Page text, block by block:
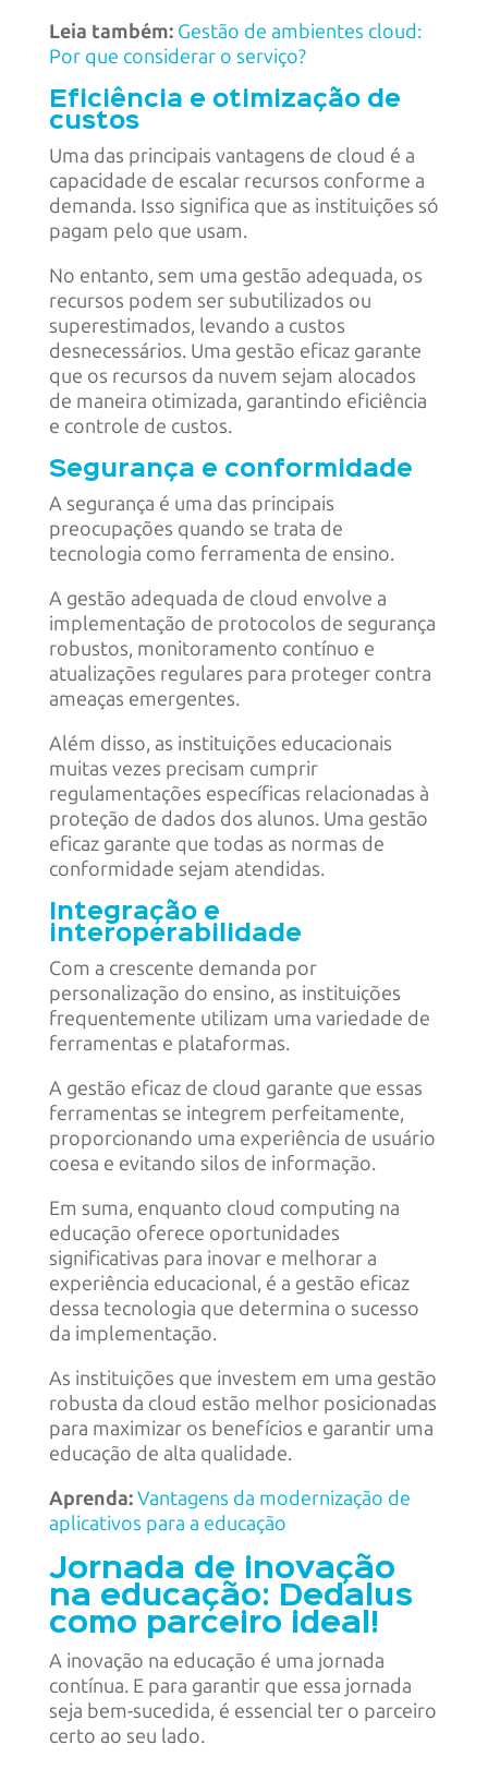
Leia também: Gestão de ambientes cloud:
Por que considerar o serviço?
Eficiência e otimização de
custos
Uma das principais vantagens de cloud é a
capacidade de escalar recursos conforme a
demanda. Isso significa que as instituições só
pagam pelo que usam.
No entanto, sem uma gestão adequada, os
recursos podem ser subutilizados ou
superestimados, levando a custos
desnecessários. Uma gestão eficaz garante
que os recursos da nuvem sejam alocados
de maneira otimizada, garantindo eficiência
e controle de custos.
Segurança e conformidade
A segurança é uma das principais
preocupações quando se trata de
tecnologia como ferramenta de ensino.
A gestão adequada de cloud envolve a
implementação de protocolos de segurança
robustos, monitoramento contínuo e
atualizações regulares para proteger contra
ameaças emergentes.
Além disso, as instituições educacionais
muitas vezes precisam cumprir
regulamentações específicas relacionadas à
proteção de dados dos alunos. Uma gestão
eficaz garante que todas as normas de
conformidade sejam atendidas.
Integração e
interoperabilidade
Com a crescente demanda por
personalização do ensino, as instituições
frequentemente utilizam uma variedade de
ferramentas e plataformas.
A gestão eficaz de cloud garante que essas
ferramentas se integrem perfeitamente,
proporcionando uma experiência de usuário
coesa e evitando silos de informação.
Em suma, enquanto cloud computing na
educação oferece oportunidades
significativas para inovar e melhorar a
experiência educacional, é a gestão eficaz
dessa tecnologia que determina o sucesso
da implementação.
As instituições que investem em uma gestão
robusta da cloud estão melhor posicionadas
para maximizar os benefícios e garantir uma
educação de alta qualidade.
Aprenda:Vantagens da modernização de
aplicativos para a educação
Jornada de inovação
na educação: Dedalus
como parceiro ideal!
A inovação na educação é uma jornada
contínua. E para garantir que essa jornada
seja bem-sucedida, é essencial ter o parceiro
certo ao seu lado.